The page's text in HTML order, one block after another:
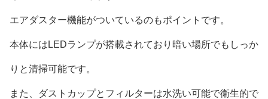
エアダスター機能がついているのもポイントです。
本体にはLEDランプが搭載されており暗い場所でもしっか
りと清掃可能です。
また、ダストカップとフィルターは水洗い可能で衛生的で